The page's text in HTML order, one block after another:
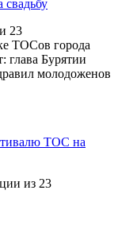
23
ТОСов города
глава Бурятии
молодоженов
ТОС на
из 23